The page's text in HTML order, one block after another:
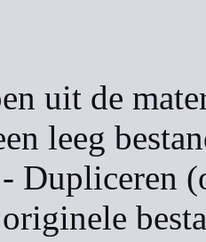
uit de
leeg
Dupliceren